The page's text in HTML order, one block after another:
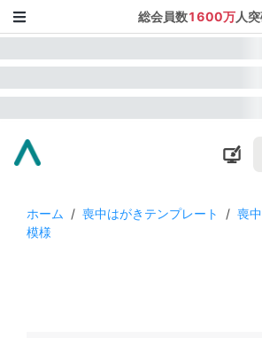
総会員数1600万人突
ホーム / 喪中はがきテンプレート / 喪
模様